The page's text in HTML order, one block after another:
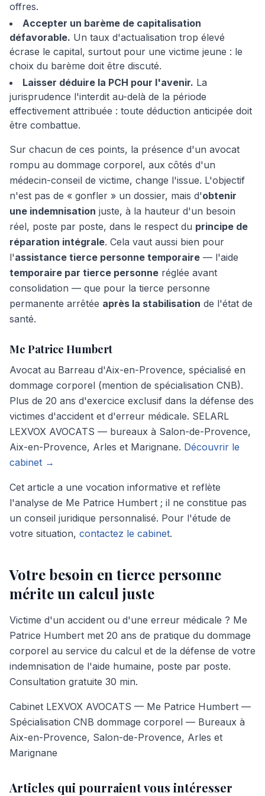
offres.
Accepter un barème de capitalisation
défavorable. Un taux d'actualisation trop élevé
écrase le capital, surtout pour une victime jeune : le
choix du barème doit être discuté.
Laisser déduire la PCH pour l'avenir. La
jurisprudence l'interdit au-delà de la période
effectivement attribuée : toute déduction anticipée doit
être combattue.
Sur chacun de ces points, la présence d'un avocat
rompu au dommage corporel, aux côtés d'un
médecin-conseil de victime, change l'issue. L'objectif
n'est pas de « gonfler » un dossier, mais d'obtenir
une indemnisation juste, à la hauteur d'un besoin
réel, poste par poste, dans le respect du principe de
réparation intégrale. Cela vaut aussi bien pour
l'assistance tierce personne temporaire — l'aide
temporaire par tierce personne réglée avant
consolidation — que pour la tierce personne
permanente arrêtée après la stabilisation de l'état de
santé.
Me Patrice Humbert
Avocat au Barreau d'Aix-en-Provence, spécialisé en
dommage corporel (mention de spécialisation CNB).
Plus de 20 ans d'exercice exclusif dans la défense des
victimes d'accident et d'erreur médicale. SELARL
LEXVOX AVOCATS — bureaux à Salon-de-Provence,
Aix-en-Provence, Arles et Marignane. Découvrir le
cabinet →
Cet article a une vocation informative et reflète
l'analyse de Me Patrice Humbert ; il ne constitue pas
un conseil juridique personnalisé. Pour l'étude de
votre situation, contactez le cabinet.
Votre besoin en tierce personne
mériteun calcul juste
Victime d'un accident ou d'une erreur médicale ? Me
Patrice Humbert met 20 ans de pratique du dommage
corporel au service du calcul et de la défense de votre
indemnisation de l'aide humaine, poste par poste.
Consultation gratuite 30 min.
Cabinet LEXVOX AVOCATS — Me Patrice Humbert —
Spécialisation CNB dommage corporel — Bureaux à
Aix-en-Provence, Salon-de-Provence, Arles et
Marignane
Articles qui pourraient vous intéresser